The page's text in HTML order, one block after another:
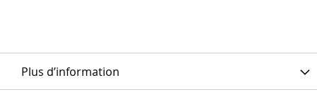
Plus d’information